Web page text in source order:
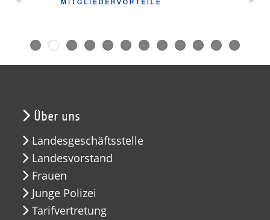
Über uns
Landesgeschäftsstelle
Landesvorstand
Frauen
Junge Polizei
Tarifvertretung